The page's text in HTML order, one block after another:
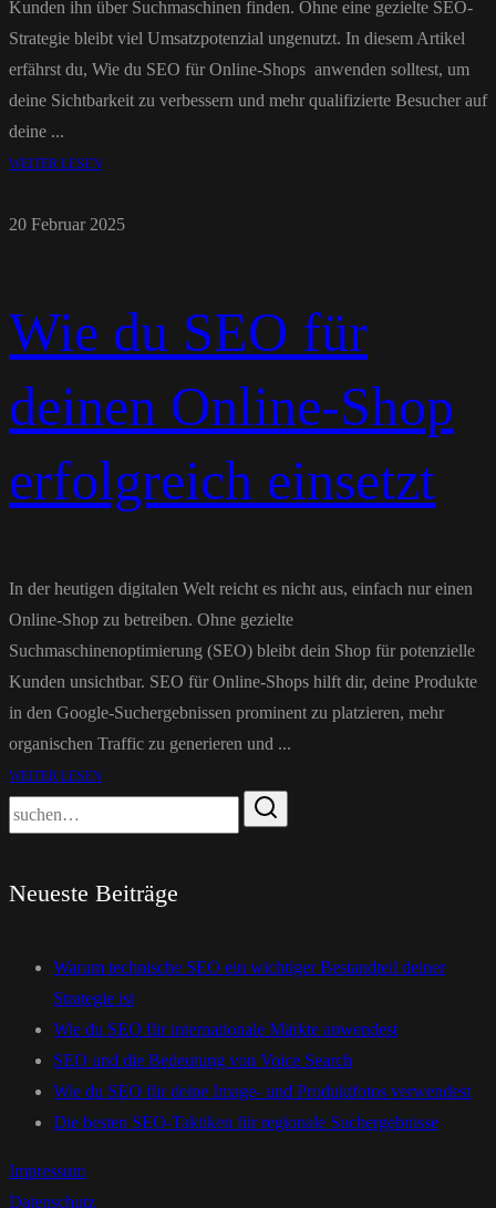
Kunden ihn über Suchmaschinen finden. Ohne eine gezielte SEO-
Strategie bleibt viel Umsatzpotenzial ungenutzt. In diesem Artikel
erfährst du, Wie du SEO für Online-Shops anwenden solltest, um
deine Sichtbarkeit zu verbessern und mehr qualifizierte Besucher auf
deine ...
WEITER LESEN
20 Februar 2025
Wie du SEO für
deinen Online-Shop
erfolgreich einsetzt
In der heutigen digitalen Welt reicht es nicht aus, einfach nur einen
Online-Shop zu betreiben. Ohne gezielte
Suchmaschinenoptimierung (SEO) bleibt dein Shop für potenzielle
Kunden unsichtbar. SEO für Online-Shops hilft dir, deine Produkte
in den Google-Suchergebnissen prominent zu platzieren, mehr
organischen Traffic zu generieren und ...
WEITER LESEN
Neueste Beiträge
Warum technische SEO ein wichtiger Bestandteil deiner
Strategie ist
Wie du SEO für internationale Märkte anwendest
SEO und die Bedeutung von Voice Search
Wie du SEO für deine Image- und Produktfotos verwendest
Die besten SEO-Taktiken für regionale Suchergebnisse
Impressum
Datenschutz